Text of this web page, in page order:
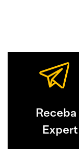
Expert